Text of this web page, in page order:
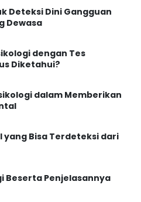
Deteksi Dini Gangguan
Dewasa
dengan Tes
Diketahui?
dalam Memberikan
yang Bisa Terdeteksi dari
Beserta Penjelasannya